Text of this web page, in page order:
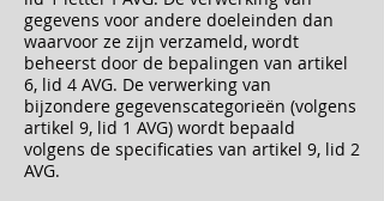
gegevens voor andere doeleinden dan
waarvoor ze zijn verzameld, wordt
beheerst door de bepalingen van artikel
6, lid 4 AVG. De verwerking van
bijzondere gegevenscategorieën (volgens
artikel 9, lid 1 AVG) wordt bepaald
volgens de specificaties van artikel 9, lid 2
AVG.